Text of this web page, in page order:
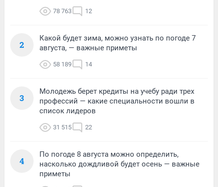
78 763 12
2
Какой будет зима, можно узнать по погоде 7
августа, — важные приметы
58 189 14
3
Молодежь берет кредиты на учебу ради трех
профессий — какие специальности вошли в
список лидеров
31 515 22
4
По погоде 8 августа можно определить,
насколько дождливой будет осень — важные
приметы